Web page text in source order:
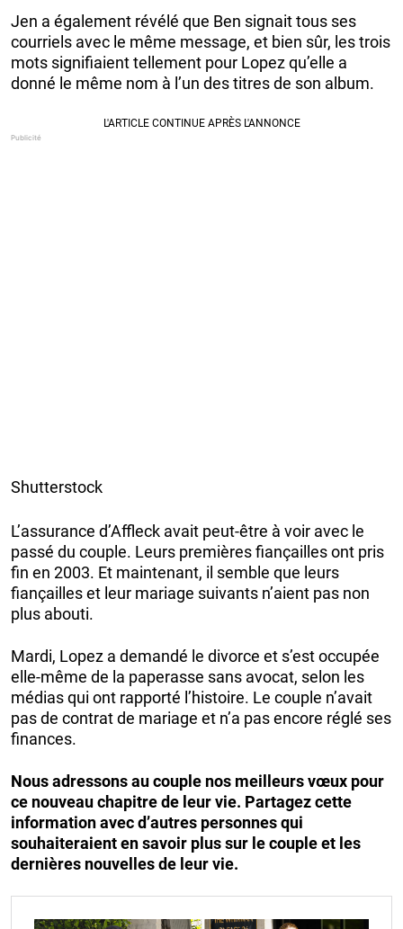
Jen a également révélé que Ben signait tous ses
courriels avec le même message, et bien sûr, les trois
mots signifiaient tellement pour Lopez qu’elle a
donné le même nom à l’un des titres de son album.
Shutterstock
L’assurance d’Affleck avait peut-être à voir avec le
passé du couple. Leurs premières fiançailles ont pris
fin en 2003. Et maintenant, il semble que leurs
fiançailles et leur mariage suivants n’aient pas non
plus abouti.
Mardi, Lopez a demandé le divorce et s’est occupée
elle-même de la paperasse sans avocat, selon les
médias qui ont rapporté l’histoire. Le couple n’avait
pas de contrat de mariage et n’a pas encore réglé ses
finances.
Nous adressons au couple nos meilleurs vœux pour
ce nouveau chapitre de leur vie. Partagez cette
information avec d’autres personnes qui
souhaiteraient en savoir plus sur le couple et les
dernières nouvelles de leur vie.